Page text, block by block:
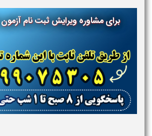
برای مشاوره ویرایش ثبت نام آزمون